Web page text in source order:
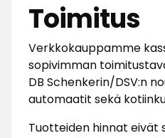
Toimitus
Verkkokauppamme
sopivimman
DB Schenkerin/DSV:n
automaatit sekä
Tuotteiden hinnat eivät